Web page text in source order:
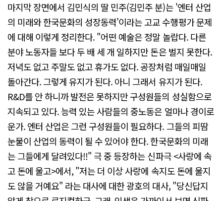
마지막 장면에서 김민식의 딸 민주(김민주 분)는 '엔터 산업
의 미래와 한국문화의 성장동력'이라는 고교 수행평가 문제
에 대해 이렇게 정리한다. "어떤 예술은 정말 놀랍다. 다른
분야 노동자들 보다 두 배 세 개 일하지만 돈은 벌지 못한다.
저녁도 없고 주말도 없고 휴가도 없다. 공장처럼 매일매일
돌아간다. 그렇게 유지가 된다. 아니 그래서 유지가 된다.
R&D를 안 하니까 발전은 못하지만 구성원들의 성실함으로
지속되고 있다. 능력 있는 사람들의 중노동은 얼마나 경이로
운가. 엔터 산업은 그런 구성원들이 필요하다. 그들의 피땀
눈물이 산업의 동력이 될 수 있어야 한다. 한국문화의 미래
는 그들에게 달려있다!!" 극 중 등장하는 신파극 <사랑에 속
고 돈에 울고>에서, "저는 더 이상 사랑에 속지도 돈에 울지
도 않을 거예요" 라는 대사에 대한 광호의 대사, "당신답지